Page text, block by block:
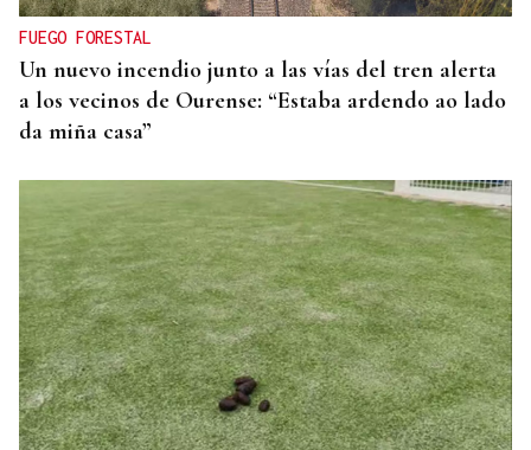
FUEGO FORESTAL
Un nuevo incendio junto a las vías del tren alerta
a los vecinos de Ourense: “Estaba ardendo ao lado
da miña casa”